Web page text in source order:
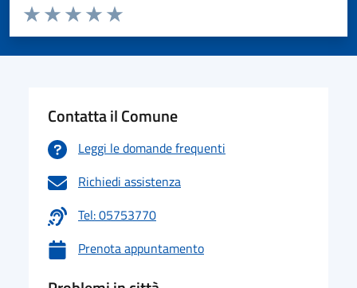
Valuta da 1 a 5 stelle la pagina
Valuta 5 stelle su 5
Valuta 4 stelle su 5
Valuta 3 stelle su 5
Valuta 2 stelle su 5
Valuta 1 stelle su 5
Contatta il Comune
Leggi le domande frequenti
Richiedi assistenza
Tel: 05753770
Prenota appuntamento